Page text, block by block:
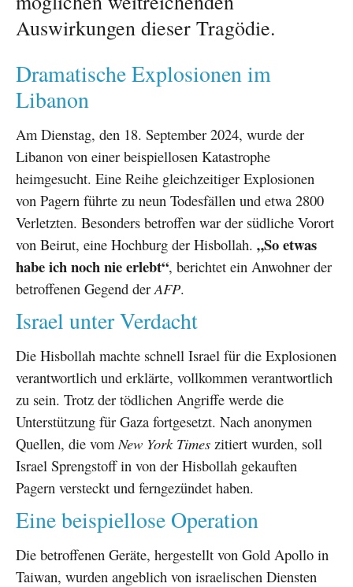
Auswirkungen dieser Tragödie.
Dramatische Explosionen im
Libanon
Am Dienstag, den 18. September 2024, wurde der
Libanon von einer beispiellosen Katastrophe
heimgesucht. Eine Reihe gleichzeitiger Explosionen
von Pagern führte zu neun Todesfällen und etwa 2800
Verletzten. Besonders betroffen war der südliche Vorort
von Beirut, eine Hochburg der Hisbollah. „So etwas
habe ich noch nie erlebt“, berichtet ein Anwohner der
betroffenen Gegend der AFP.
Israel unter Verdacht
Die Hisbollah machte schnell Israel für die Explosionen
verantwortlich und erklärte, vollkommen verantwortlich
zu sein. Trotz der tödlichen Angriffe werde die
Unterstützung für Gaza fortgesetzt. Nach anonymen
Quellen, die vom New York Times zitiert wurden, soll
Israel Sprengstoff in von der Hisbollah gekauften
Pagern versteckt und ferngezündet haben.
Eine beispiellose Operation
Die betroffenen Geräte, hergestellt von Gold Apollo in
Taiwan, wurden angeblich von israelischen Diensten